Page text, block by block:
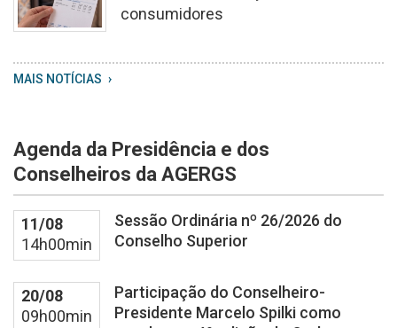
Audiência
WhatsApp
Image
04
at
13
59
20
consumidores
MAIS NOTÍCIAS
Agenda da Presidência e dos
Conselheiros da AGERGS
11/08
14h00min
Sessão Ordinária nº 26/2026 do
Conselho Superior
20/08
09h00min
Participação do Conselheiro-
Presidente Marcelo Spilki como